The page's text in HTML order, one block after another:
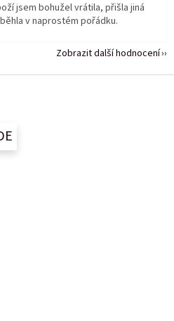
jsem bohužel vrátila, přišla jiná
v naprostém pořádku.
Zobrazit další hodnocení